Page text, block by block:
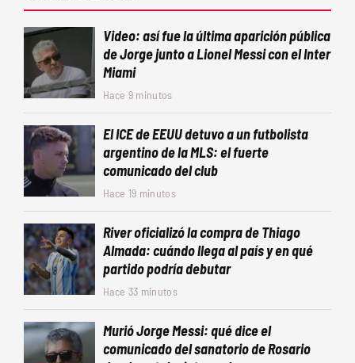
Video: así fue la última aparición pública
de Jorge junto a Lionel Messi con el Inter
Miami
Hace 9 minutos
El ICE de EEUU detuvo a un futbolista
argentino de la MLS: el fuerte
comunicado del club
Hace 19 minutos
River oficializó la compra de Thiago
Almada: cuándo llega al país y en qué
partido podría debutar
Hace 33 minutos
Murió Jorge Messi: qué dice el
comunicado del sanatorio de Rosario